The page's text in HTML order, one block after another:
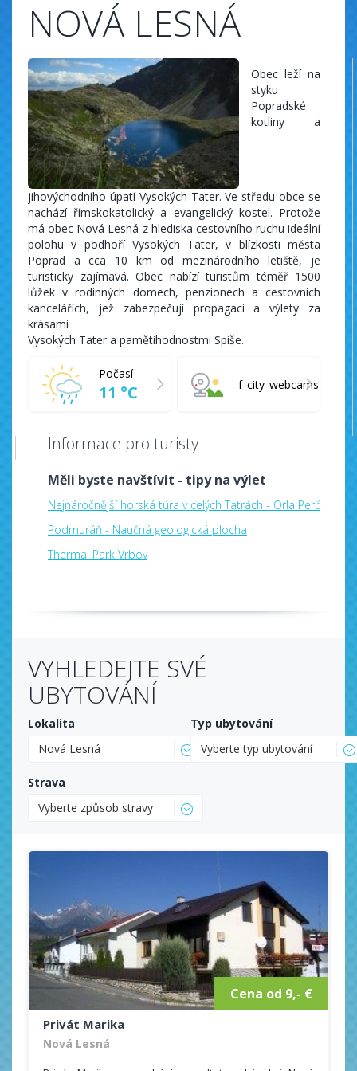
NOVÁ LESNÁ
Obec leží na
styku
Popradské
kotliny a
jihovýchodního úpatí Vysokých Tater. Ve středu obce se
nachází římskokatolický a evangelický kostel. Protože
má obec Nová Lesná z hlediska cestovního ruchu ideální
polohu v podhoří Vysokých Tater, v blízkosti města
Poprad a cca 10 km od mezinárodního letiště, je
turisticky zajímavá. Obec nabízí turistům téměř 1500
lůžek v rodinných domech, penzionech a cestovních
kancelářích, jež zabezpečují propagaci a výlety za
krásami
Vysokých Tater a pamětihodnostmi Spiše.
Počasí
11 °C f_city_webcams
Informace pro turisty
Měli byste navštívit - tipy na výlet
Nejnáročnější horská túra v celých Tatrách - Orla Perć
Podmuráň - Naučná geologická plocha
Thermal Park Vrbov
VYHLEDEJTE SVÉ
UBYTOVÁNÍ
Lokalita
Nová Lesná
Typ ubytování
Vyberte typ ubytování
Strava
Vyberte způsob stravy
Cena od 9,- €
Privát Marika
Nová Lesná